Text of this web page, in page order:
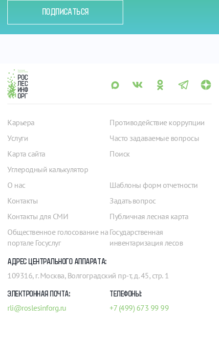
ПОДПИСАТЬСЯ
Карьера
Услуги
Карта сайта
Углеродный калькулятор
Противодействие коррупции
Часто задаваемые вопросы
Поиск
О нас
Контакты
Контакты для СМИ
Общественное голосование на
портале Госуслуг
Шаблоны форм отчетности
Задать вопрос
Публичная лесная карта
Государственная
инвентаризация лесов
АДРЕС ЦЕНТРАЛЬНОГО АППАРАТА:
109316, г. Москва, Волгоградский пр-т, д. 45, стр. 1
ЭЛЕКТРОННАЯ ПОЧТА:
rli@roslesinforg.ru
ТЕЛЕФОНЫ:
+7 (499) 673 99 99